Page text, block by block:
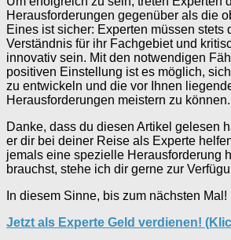
Herausforderungen gegenüber als die
Eines ist sicher: Experten müssen stets
Verständnis für ihr Fachgebiet und
innovativ sein. Mit den notwendigen
positiven Einstellung ist es möglich,
zu entwickeln und die vor Ihnen
Herausforderungen meistern zu können.
Danke, dass du diesen Artikel gelesen
er dir bei deiner Reise als Experte
jemals eine spezielle Herausforderung
brauchst, stehe ich dir gerne zur
In diesem Sinne, bis zum nächsten Mal!
Jetzt als Experte Geld verdienen!